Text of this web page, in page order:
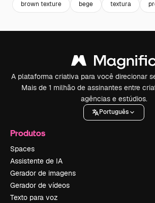
brown texture bege textura
A plataforma criativa para você direcionar
Mais de 1 milhão de assinantes entre
agências e estúdios.
Português
Produtos
Spaces
Assistente de IA
Gerador de imagens
Gerador de vídeos
Texto para voz